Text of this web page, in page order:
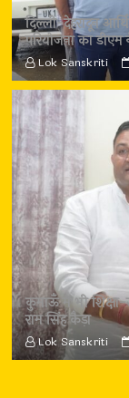
दिल्ली-देहरादून
परियोजना का डीएम
Lok Sanskriti
कुमाऊँ में भी
राम सिंह कैड़ा
Lok Sanskriti